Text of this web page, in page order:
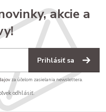
akcie a
Prihlásiť sa
za účelom zasielania newslettera.
odhlásiť.